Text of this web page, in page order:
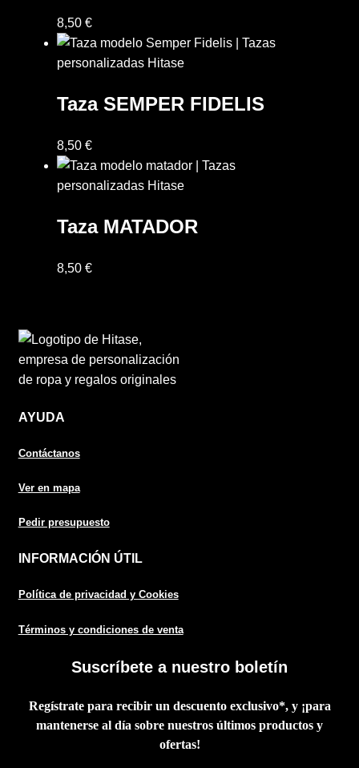
8,50 €
Taza SEMPER FIDELIS
8,50 €
Taza MATADOR
8,50 €
AYUDA
Contáctanos
Ver en mapa
Pedir presupuesto
INFORMACIÓN ÚTIL
Política de privacidad y Cookies
Términos y condiciones de venta
Suscríbete a nuestro boletín
Regístrate para recibir un descuento exclusivo*, y ¡para
mantenerse al día sobre nuestros últimos productos y
ofertas!